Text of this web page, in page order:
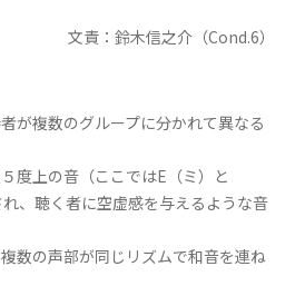
文責：鈴木信之介（Cond.6）
複数のグループに分かれて異なる
上の音（ここではE（ミ）と
、聴く者に空虚感を与えるような音
の声部が同じリズムで和音を連ね